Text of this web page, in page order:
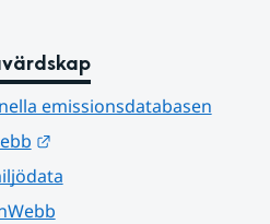
emissionsdatabasen
Länk till annan webbplats.